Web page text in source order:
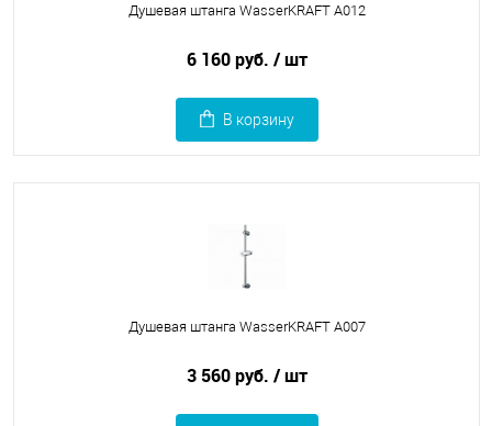
Душевая штанга WasserKRAFT A012
6 160 руб. / шт
В корзину
Душевая штанга WasserKRAFT A007
3 560 руб. / шт